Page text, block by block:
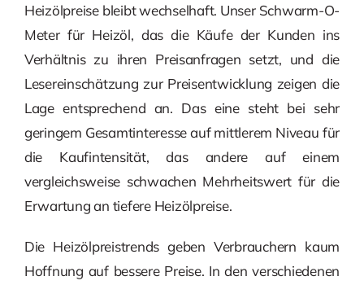
Heizölpreise bleibt wechselhaft. Unser Schwarm-O-
Meter für Heizöl, das die Käufe der Kunden ins
Verhältnis zu ihren Preisanfragen setzt, und die
Lesereinschätzung zur Preisentwicklung zeigen die
Lage entsprechend an. Das eine steht bei sehr
geringem Gesamtinteresse auf mittlerem Niveau für
die Kaufintensität, das andere auf einem
vergleichsweise schwachen Mehrheitswert für die
Erwartung an tiefere Heizölpreise.
Die Heizölpreistrends geben Verbrauchern kaum
Hoffnung auf bessere Preise. In den verschiedenen